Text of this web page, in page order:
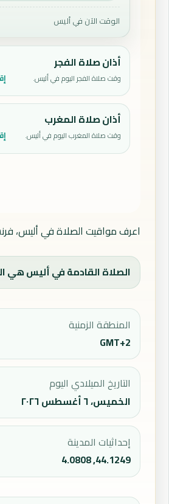
الوقت الآن في أليس
أذان صلاة الفجر
وقت صلاة الفجر اليوم في أليس.
أذان صلاة المغرب
وقت صلاة المغرب اليوم في أليس.
اعرف مواقيت الصلاة في أليس،
الصلاة القادمة في أليس هي الفجر عند 05:24، ووقت
المنطقة الزمنية
GMT+2
التاريخ الميلادي اليوم
الخميس، ٦ أغسطس ٢٠٢٦
إحداثيات المدينة
44.1249, 4.0808